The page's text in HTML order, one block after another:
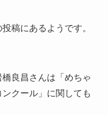
稿にあるようです。
良昌さんは「めちゃ
クール」に関しても